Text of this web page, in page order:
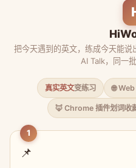
把今天遇到的英文，练成今天能
AI Talk，同一
真实英文变练习 🌐
🦊 Chrome 插件划词收
1
📌